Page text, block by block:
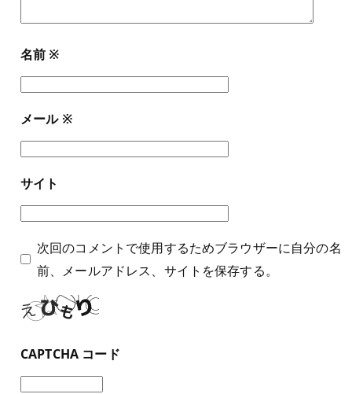
名前 ※
メール ※
サイト
次回のコメントで使用するためブラウザーに自分の名
前、メールアドレス、サイトを保存する。
CAPTCHA コード